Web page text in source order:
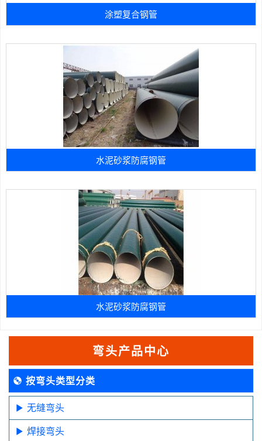
涂塑复合钢管
水泥砂浆防腐钢管
水泥砂浆防腐钢管
弯头产品中心
按弯头类型分类
无缝弯头
焊接弯头